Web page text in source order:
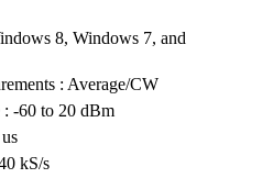
8, Windows 7, and
: Average/CW
-60 to 20 dBm
kS/s